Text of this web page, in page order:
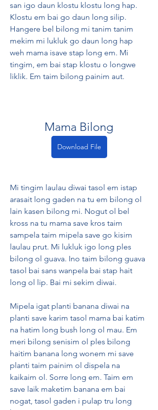
san igo daun klostu klostu long hap.
Klostu em bai go daun long silip.
Hangere bel bilong mi tanim tanim
mekim mi lukluk go daun long hap
weh mama isave stap long em. Mi
tingim, em bai stap klostu o longwe
liklik. Em taim bilong painim aut.
Mama Bilong
Download File
Mi tingim laulau diwai tasol em istap
arasait long gaden na tu em bilong ol
lain kasen bilong mi. Nogut ol bel
kross na tu mama save kros taim
sampela taim mipela save go kisim
laulau prut. Mi lukluk igo long ples
bilong ol guava. Ino taim bilong guava
tasol bai sans wanpela bai stap hait
long ol lip. Bai mi sekim diwai.
Mipela igat planti banana diwai na
planti save karim tasol mama bai katim
na hatim long bush long ol mau. Em
meri bilong senisim ol ples bilong
haitim banana long wonem mi save
planti taim painim ol dispela na
kaikaim ol. Sorre long em. Taim em
save laik maketim banana em bai
nogat, tasol gaden i pulap tru long